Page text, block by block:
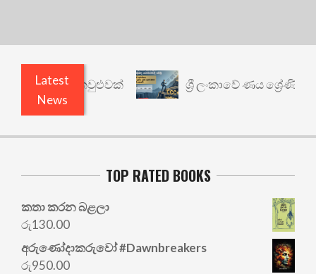
Latest
News
කවුළුවක් ශ්‍රී ලංකාවේ ණය ශ්‍රේණිගත
TOP RATED BOOKS
කතා කරන බළලා
රු130.00
අරු‍ණෝදාකරුවෝ #Dawnbreakers
රු950.00